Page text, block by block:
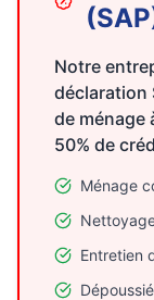
Notre
déclaration
de ménage
50% de
Ménage
Entretien